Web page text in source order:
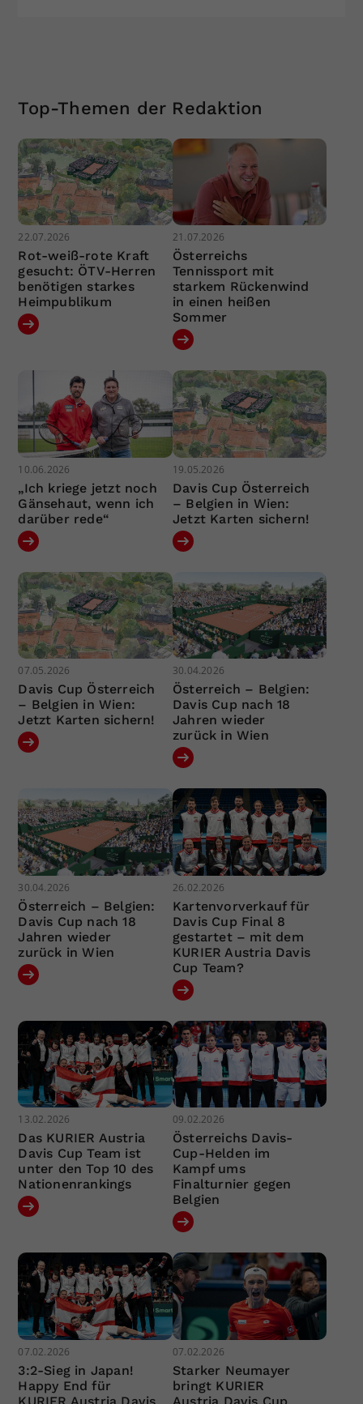
Top-Themen der Redaktion
22.07.2026
Rot-weiß-rote Kraft
gesucht: ÖTV-Herren
benötigen starkes
Heimpublikum
21.07.2026
Österreichs
Tennissport mit
starkem Rückenwind
in einen heißen
Sommer
10.06.2026
„Ich kriege jetzt noch
Gänsehaut, wenn ich
darüber rede“
19.05.2026
Davis Cup Österreich
– Belgien in Wien:
Jetzt Karten sichern!
07.05.2026
Davis Cup Österreich
– Belgien in Wien:
Jetzt Karten sichern!
30.04.2026
Österreich – Belgien:
Davis Cup nach 18
Jahren wieder
zurück in Wien
30.04.2026
Österreich – Belgien:
Davis Cup nach 18
Jahren wieder
zurück in Wien
26.02.2026
Kartenvorverkauf für
Davis Cup Final 8
gestartet – mit dem
KURIER Austria Davis
Cup Team?
13.02.2026
Das KURIER Austria
Davis Cup Team ist
unter den Top 10 des
Nationenrankings
09.02.2026
Österreichs Davis-
Cup-Helden im
Kampf ums
Finalturnier gegen
Belgien
07.02.2026
3:2-Sieg in Japan!
Happy End für
07.02.2026
Starker Neumayer
bringt KURIER